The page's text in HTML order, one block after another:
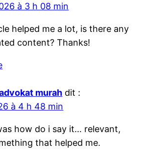
à 3 h 08 min
helped me a lot, is there any
content? Thanks!
murah dit :
à 4 h 48 min
how do i say it… relevant,
that helped me.